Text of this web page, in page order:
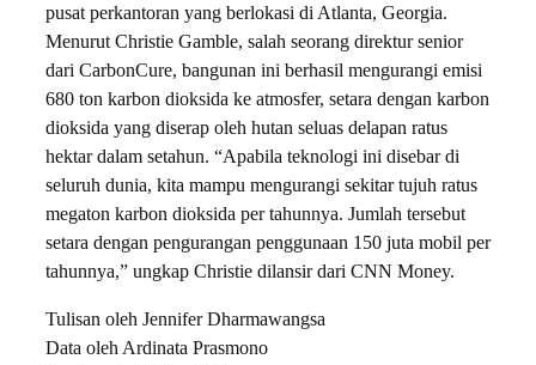
pusat perkantoran yang berlokasi di Atlanta, Georgia.
Menurut Christie Gamble, salah seorang direktur senior
dari CarbonCure, bangunan ini berhasil mengurangi emisi
680 ton karbon dioksida ke atmosfer, setara dengan karbon
dioksida yang diserap oleh hutan seluas delapan ratus
hektar dalam setahun. “Apabila teknologi ini disebar di
seluruh dunia, kita mampu mengurangi sekitar tujuh ratus
megaton karbon dioksida per tahunnya. Jumlah tersebut
setara dengan pengurangan penggunaan 150 juta mobil per
tahunnya,” ungkap Christie dilansir dari CNN Money.
Tulisan oleh Jennifer Dharmawangsa
Data oleh Ardinata Prasmono